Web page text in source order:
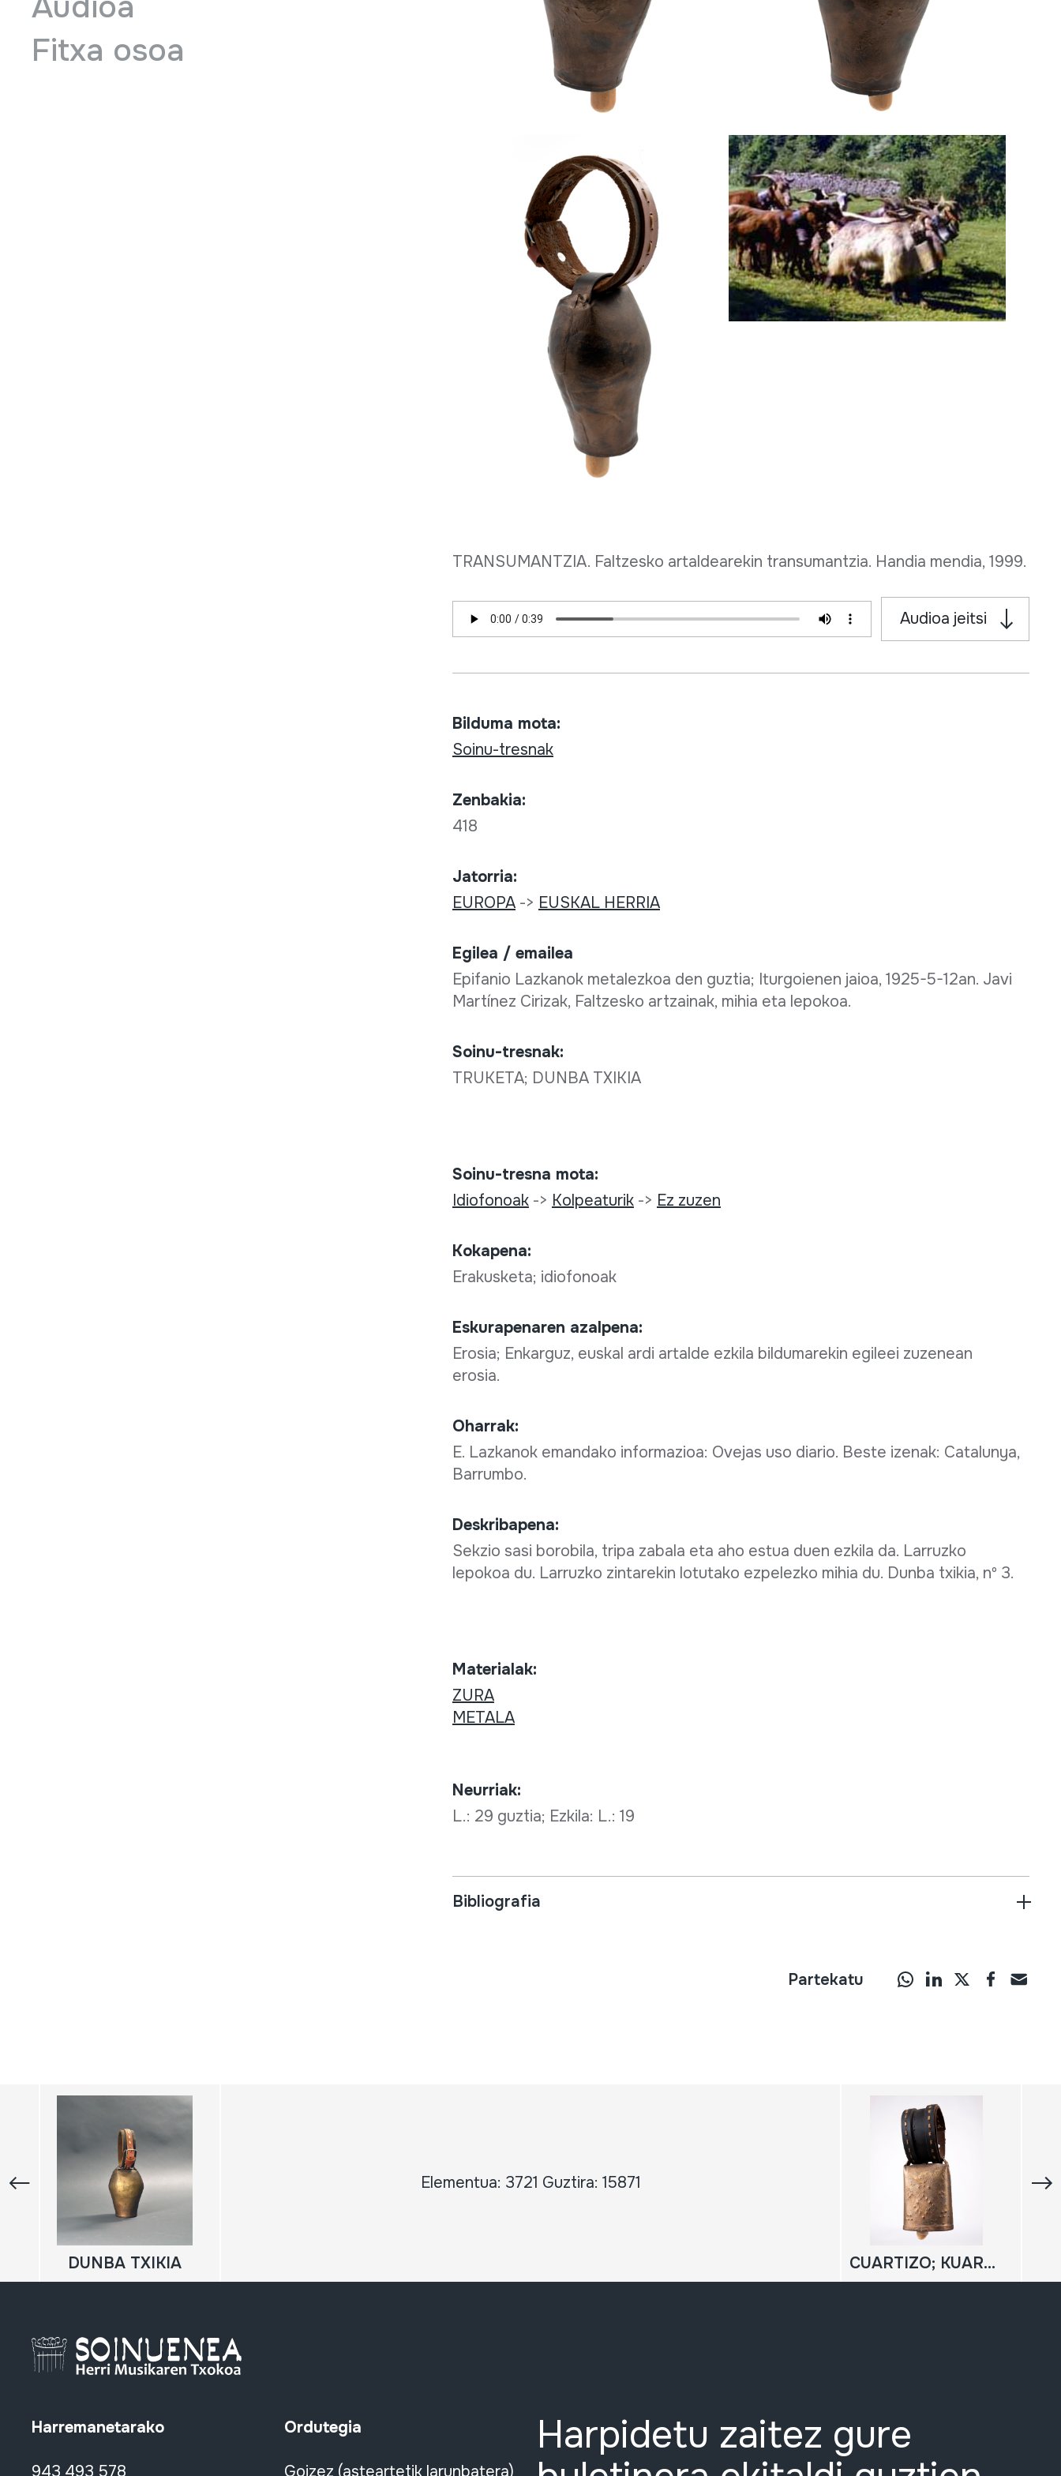
Fitxa osoa
TRANSUMANTZIA. Faltzesko artaldearekin transumantzia. Handia mendia, 1999.
Audioa jeitsi
Bilduma mota:
Soinu-tresnak
Zenbakia:
418
Jatorria:
EUROPA-> EUSKAL HERRIA
Egilea / emailea
Epifanio Lazkanok metalezkoa den guztia; Iturgoienen jaioa, 1925-5-12an. Javi
Martínez Cirizak, Faltzesko artzainak, mihia eta lepokoa.
Soinu-tresnak:
TRUKETA; DUNBA TXIKIA
Soinu-tresna mota:
Idiofonoak-> Kolpeaturik-> Ez zuzen
Kokapena:
Erakusketa; idiofonoak
Eskurapenaren azalpena:
Erosia; Enkarguz, euskal ardi artalde ezkila bildumarekin egileei zuzenean
erosia.
Oharrak:
E. Lazkanok emandako informazioa: Ovejas uso diario. Beste izenak: Catalunya,
Barrumbo.
Deskribapena:
Sekzio sasi borobila, tripa zabala eta aho estua duen ezkila da. Larruzko
lepokoa du. Larruzko zintarekin lotutako ezpelezko mihia du. Dunba txikia, nº 3.
Materialak:
ZURA
METALA
Neurriak:
L.: 29 guztia; Ezkila: L.: 19
Bibliografia
Partekatu
Elementua: 3721 Guztira: 15871
DUNBA TXIKIA CUARTIZO; KUARTIZO
Harremanetarako
943 493 578
Ordutegia
Goizez (asteartetik larunbatera)
Harpidetu zaitez gure